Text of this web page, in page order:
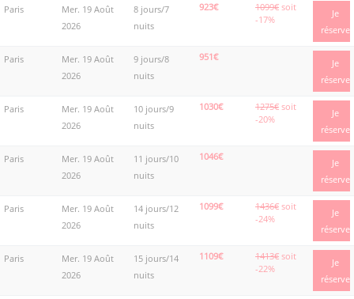
Paris
Mer. 19 Août
2026
8 jours/7
nuits
923€ 1099€ soit
-17%
Je
réserve
Paris
Mer. 19 Août
2026
9 jours/8
nuits
951€
Je
réserve
Paris
Mer. 19 Août
2026
10 jours/9
nuits
1030€ 1275€ soit
-20%
Je
réserve
Paris
Mer. 19 Août
2026
11 jours/10
nuits
1046€
Je
réserve
Paris
Mer. 19 Août
2026
14 jours/12
nuits
1099€ 1436€ soit
-24%
Je
réserve
Paris
Mer. 19 Août
2026
15 jours/14
nuits
1109€ 1413€ soit
-22%
Je
réserve